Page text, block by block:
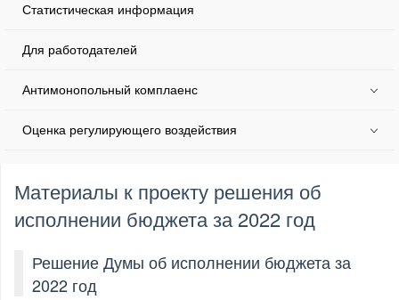
Статистическая информация
Для работодателей
Антимонопольный комплаенс
Оценка регулирующего воздействия
Материалы к проекту решения об
исполнении бюджета за 2022 год
Решение Думы об исполнении бюджета за
2022 год